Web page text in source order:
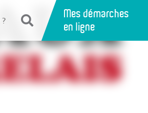
Mes démarches
en ligne